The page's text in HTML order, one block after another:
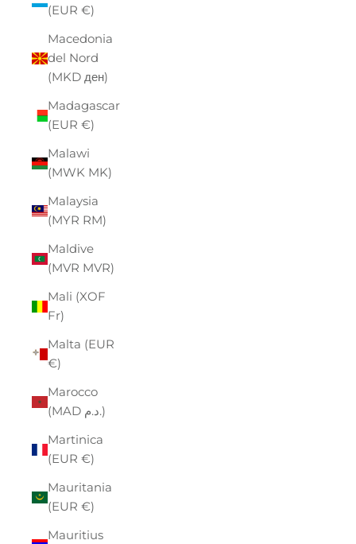
(EUR €)
Macedonia
del Nord
(MKD ден)
Madagascar
(EUR €)
Malawi
(MWK MK)
Malaysia
(MYR RM)
Maldive
(MVR MVR)
Mali (XOF
Fr)
Malta (EUR
€)
Marocco
(MAD د.م.)
Martinica
(EUR €)
Mauritania
(EUR €)
Mauritius